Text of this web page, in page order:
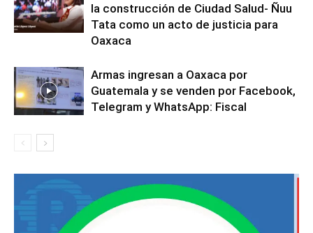
la construcción de Ciudad Salud- Ñuu
Tata como un acto de justicia para
Oaxaca
Armas ingresan a Oaxaca por
Guatemala y se venden por Facebook,
Telegram y WhatsApp: Fiscal